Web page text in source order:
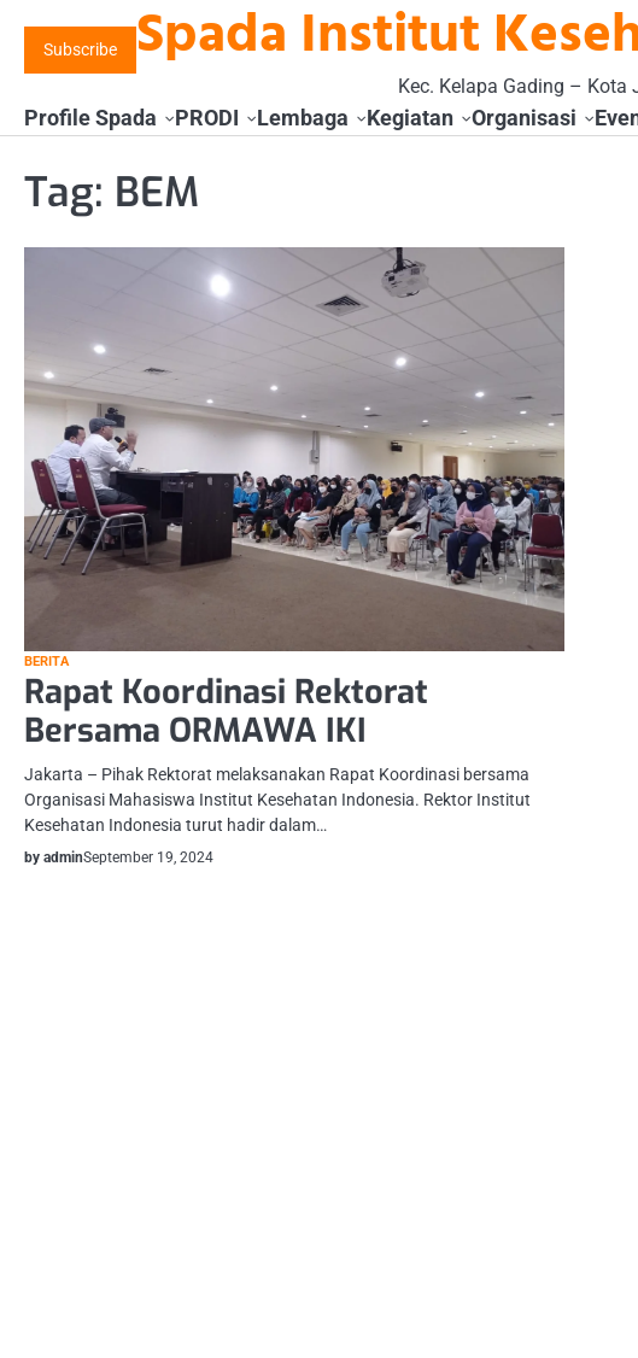
content
Subscribe Spada Institut
Kec. Kelapa Gading – Kota
Profile Spada PRODI Lembaga Kegiatan Organisasi
Tag: BEM
BERITA
Rapat Koordinasi Rektorat
Bersama ORMAWA IKI
Jakarta – Pihak Rektorat melaksanakan Rapat Koordinasi bersama
Organisasi Mahasiswa Institut Kesehatan Indonesia. Rektor Institut
Kesehatan Indonesia turut hadir dalam…
by adminSeptember 19, 2024